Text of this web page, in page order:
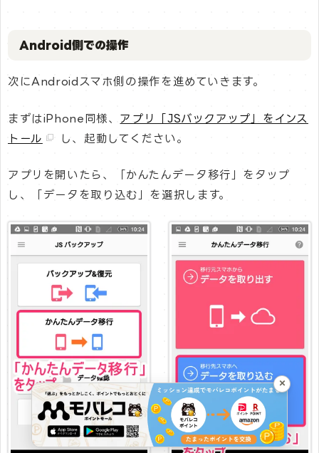
Android側での操作
次にAndroidスマホ側の操作を進めていきます。
まずはiPhone同様、 アプリ「JSバックアップ」をインス
トール
し、起動してください。
アプリを開いたら、「かんたんデータ移行」をタップ
し、「データを取り込む」を選択します。
×